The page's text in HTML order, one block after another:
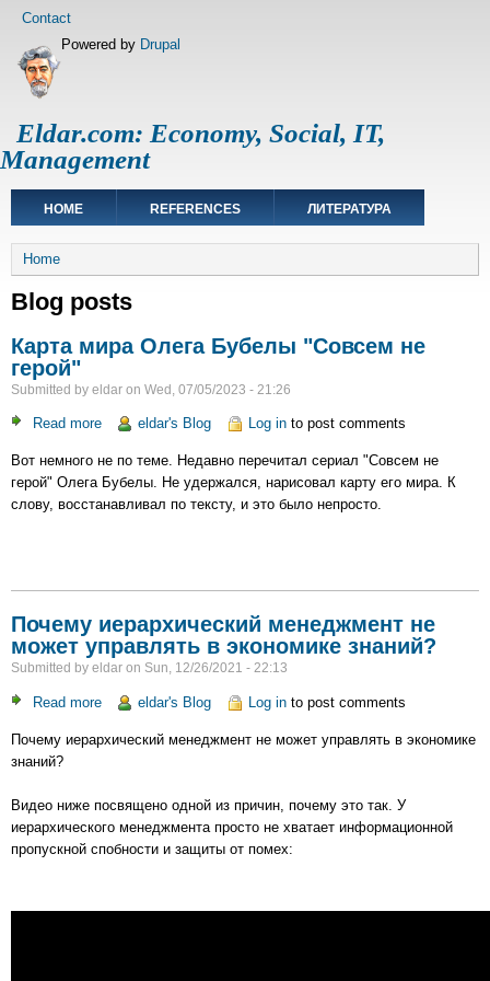
Skip
main
content
Footer
Contact
Eldar.com: Economy, Social, IT,
Management
Powered by Drupal
Main
navigation
HOME REFERENCES ЛИТЕРАТУРА
Breadcrumb
Home
Blog posts
Карта мира Олега Бубелы "Совсем не
герой"
Submitted by eldar on Wed, 07/05/2023 - 21:26
Read more about
мира
Олега
Бубелы
eldar's Blog Log into post comments
Вот немного не по теме. Недавно перечитал сериал "Совсем не
герой" Олега Бубелы. Не удержался, нарисовал карту его мира. К
слову, восстанавливал по тексту, и это было непросто.
Почему иерархический менеджмент не
может управлять в экономике знаний?
Submitted by eldar on Sun, 12/26/2021 - 22:13
Read more about
иерархический
может
управлять
в
eldar's Blog Log into post comments
Почему иерархический менеджмент не может управлять в экономике
знаний?
Видео ниже посвящено одной из причин, почему это так. У
иерархического менеджмента просто не хватает информационной
пропускной спобности и защиты от помех: